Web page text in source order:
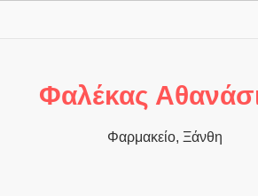
Φαλέκας
Φαρμακείο, Ξάνθη